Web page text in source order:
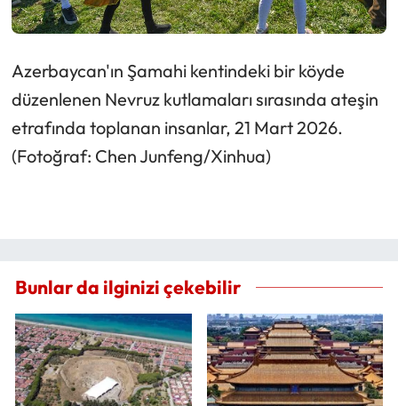
Azerbaycan'ın Şamahi kentindeki bir köyde
düzenlenen Nevruz kutlamaları sırasında ateşin
etrafında toplanan insanlar, 21 Mart 2026.
(Fotoğraf: Chen Junfeng/Xinhua)
Bunlar da ilginizi çekebilir